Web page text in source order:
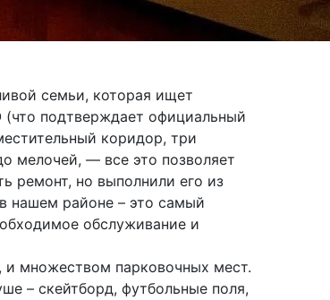
семьи, которая ищет
подтверждает официальный
коридор, три
мелочей, — все это позволяет
ремонт, но выполнили его из
нашем районе – это самый
обслуживание и
множеством парковочных мест.
– скейтборд, футбольные поля,